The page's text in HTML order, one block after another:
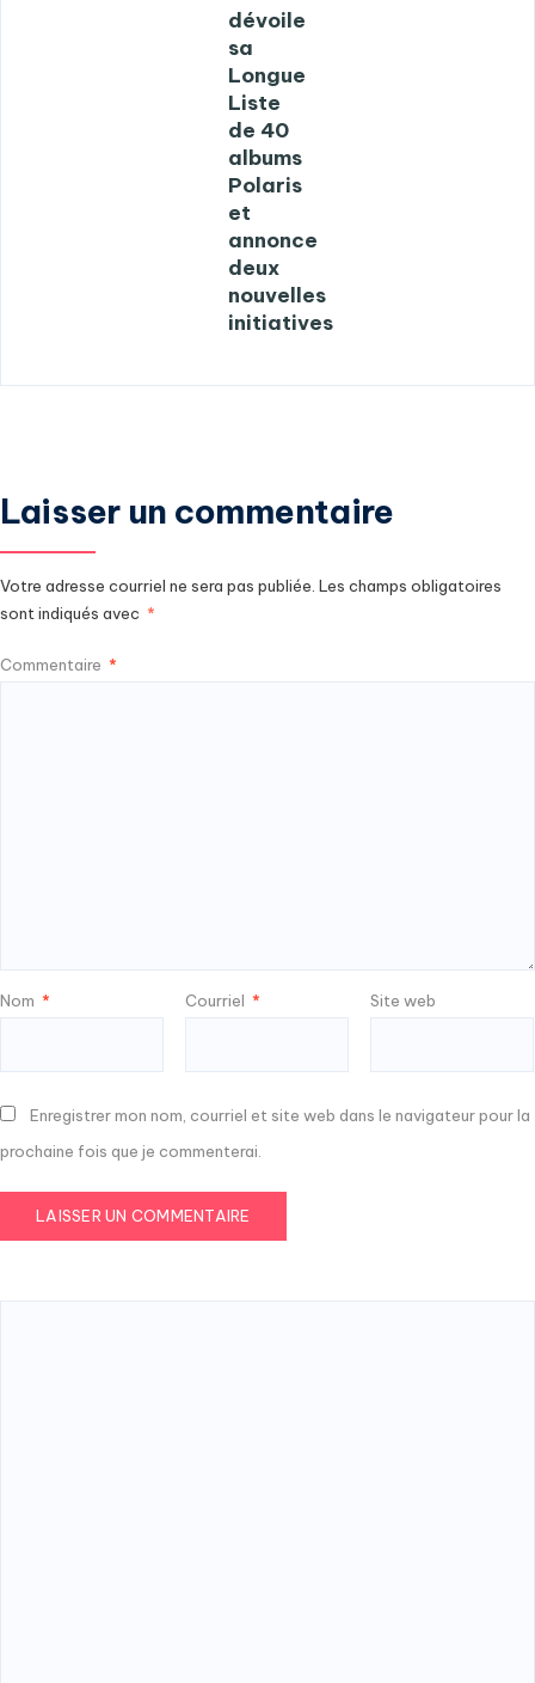
dévoile
sa
Longue
Liste
de 40
albums
Polaris
et
annonce
deux
nouvelles
initiatives
Laisser un commentaire
Votre adresse courriel ne sera pas publiée. Les champs obligatoires
sont indiqués avec *
Commentaire *
Nom * Courriel * Site web
Enregistrer mon nom, courriel et site web dans le navigateur pour la
prochaine fois que je commenterai.